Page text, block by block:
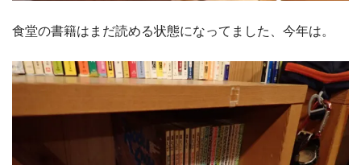
食堂の書籍はまだ読める状態になってました、今年は。